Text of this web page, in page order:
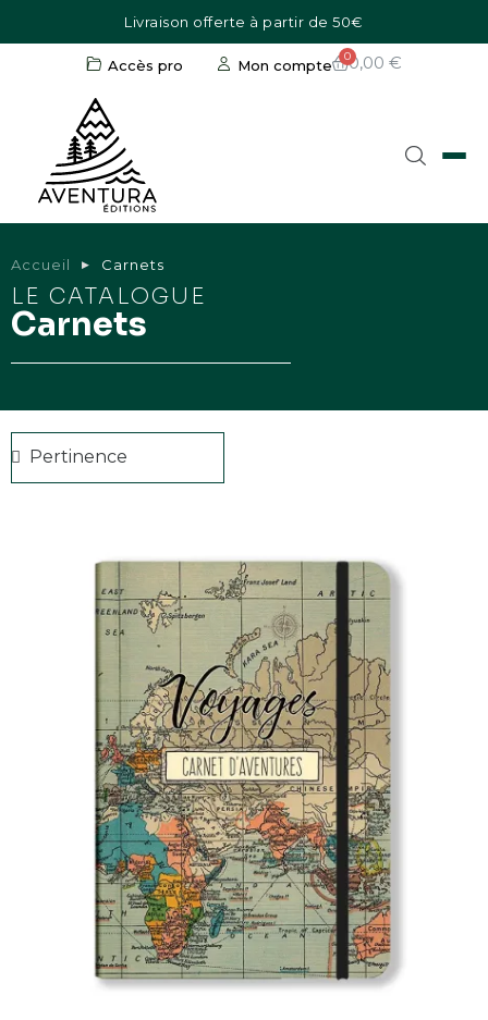
Livraison offerte à partir de 50€
Accès pro Mon compte 0,00 €
Accueil Carnets
LE CATALOGUE
Carnets